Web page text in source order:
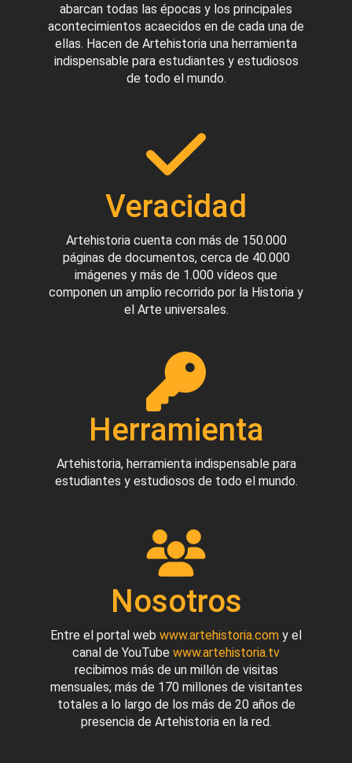
abarcan todas las épocas y los principales
acontecimientos acaecidos en de cada una de
ellas. Hacen de Artehistoria una herramienta
indispensable para estudiantes y estudiosos
de todo el mundo.
Veracidad
Artehistoria cuenta con más de 150.000
páginas de documentos, cerca de 40.000
imágenes y más de 1.000 vídeos que
componen un amplio recorrido por la Historia y
el Arte universales.
Herramienta
Artehistoria, herramienta indispensable para
estudiantes y estudiosos de todo el mundo.
Nosotros
Entre el portal web www.artehistoria.com y el
canal de YouTube www.artehistoria.tv
recibimos más de un millón de visitas
mensuales; más de 170 millones de visitantes
totales a lo largo de los más de 20 años de
presencia de Artehistoria en la red.